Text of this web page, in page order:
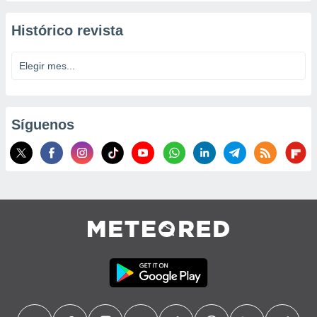
Histórico revista
Síguenos